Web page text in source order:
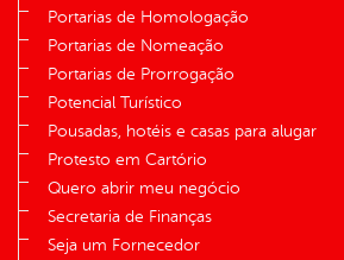
Portarias de Homologação
Portarias de Nomeação
Portarias de Prorrogação
Potencial Turístico
Pousadas, hotéis e casas para alugar
Protesto em Cartório
Quero abrir meu negócio
Secretaria de Finanças
Seja um Fornecedor